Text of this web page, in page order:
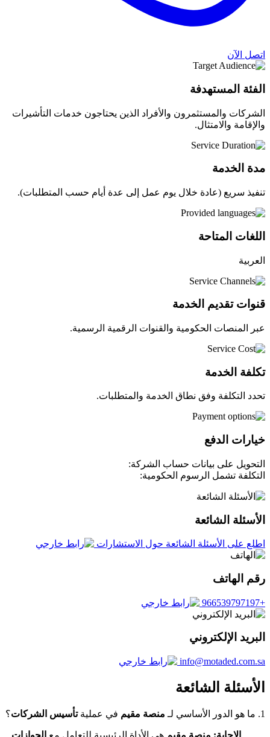
اتصل الآن
الفئة المستهدفة
الشركات والمستثمرون والأفراد الذين يحتاجون خدمات التأشيرات
والإقامة والامتثال.
مدة الخدمة
تنفيذ سريع (عادة خلال يوم عمل إلى عدة أيام حسب المتطلبات).
اللغات المتاحة
العربية
قنوات تقديم الخدمة
عبر المنصات الحكومية والقنوات الرقمية الرسمية.
تكلفة الخدمة
تحدد التكلفة وفق نطاق الخدمة والمتطلبات.
خيارات الدفع
التحويل على بيانات حساب الشركة:
التكلفة تشمل الرسوم الحكومية:
الأسئلة الشائعة
اطلع على الأسئلة الشائعة حول الاستشارات
رقم الهاتف
+966539797197
البريد الإلكتروني
info@motaded.com.sa
الأسئلة الشائعة
1. ما هو الدور الأساسي لـ منصة مقيم في عمليةتأسيس الشركات؟
الإجابة: منصة مقيم هي الأداة الرئيسية للتعامل مع الجوازات